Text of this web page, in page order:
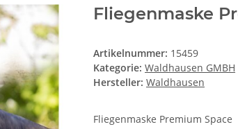
Fliegenmaske
Artikelnummer: 15459
Kategorie: Waldhausen GMBH
Hersteller: Waldhausen
Fliegenmaske Premium Space